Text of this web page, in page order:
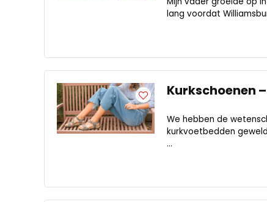
lang voordat
Kurkschoenen
We hebben de
kurkvoetbedden
...